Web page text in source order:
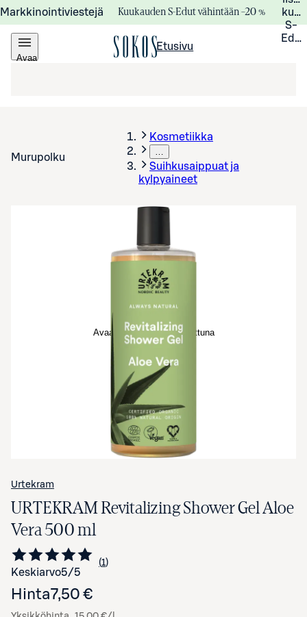
Markkinointiviestejä Kuukauden S-Edut vähintään –20 %
S-
Avaa
Etusivu
Murupolku
Kosmetiikka
…
Suihkusaippuat ja
kylpyaineet
Avaa tuotekuva suurennettuna
Urtekram
URTEKRAM Revitalizing Shower Gel Aloe
Vera 500 ml
Keskiarvo5/5 Siirry arvioihin
1
kappale
Hinta7,50 €